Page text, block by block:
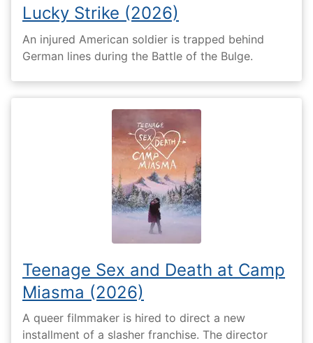
Lucky Strike (2026)
An injured American soldier is trapped behind
German lines during the Battle of the Bulge.
Teenage Sex and Death at Camp
Miasma (2026)
A queer filmmaker is hired to direct a new
installment of a slasher franchise. The director